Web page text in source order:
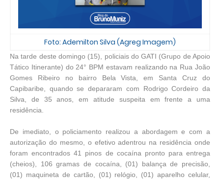
Foto: Ademilton Silva (Agreg Imagem)
Na tarde deste domingo (15), policiais do GATI (Grupo de Apoio
Tático Itinerante) do 24° BPM estavam realizando na Rua João
Gomes Ribeiro no bairro Bela Vista, em Santa Cruz do
Capibaribe, quando se depararam com Rodrigo Cordeiro da
Silva, de 35 anos, em atitude suspeita em frente a uma
residência.
De imediato, o policiamento realizou a abordagem e com a
autorização do mesmo, o efetivo adentrou na residência onde
foram encontrados 41 pinos de cocaína pronto para entrega
(cheios), 106 gramas de cocaína, (01) balança de precisão,
(01) maquineta de cartão, (01) relógio, (01) aparelho celular,